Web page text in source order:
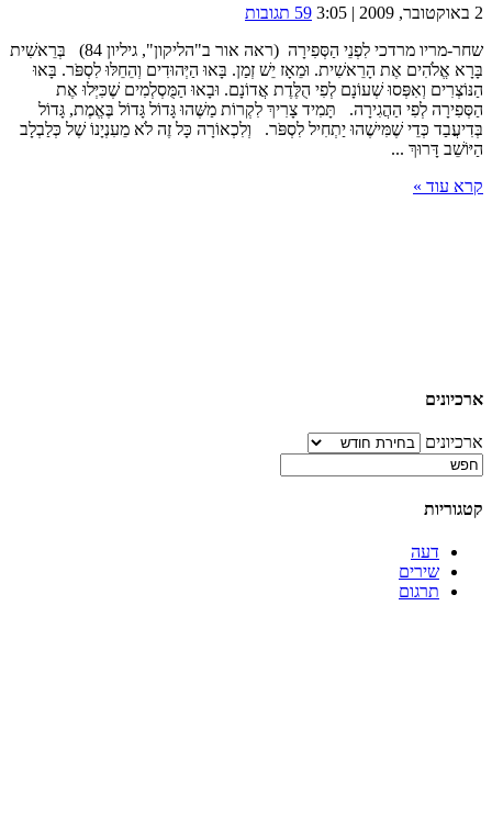
2 באוקטובר, 2009 | 3:05
59 תגובות
שחר-מריו מרדכי לִפְנֵי הַסְּפִירָה (ראה אור ב"הליקון", גיליון 84) בְּרֵאשִׁית
בָּרָא אֱלֹהִים אֶת הָרֵאשִׁית. וּמֵאָז יֵשׁ זְמַן. בָּאוּ הַיְּהוּדִים וְהֵחֵלּוּ לִסְפֹּר. בָּאוּ
הַנּוֹצְרִים וְאִפְּסוּ שְׁעוֹנָם לְפִי הֻלֶּדֶת אֲדוֹנָם. וּבָאוּ הַמֻּסְלְמִים שֶׁכִּיְּלוּ אֶת
הַסְּפִירָה לְפִי הַהֲגִירָה. תָּמִיד צָרִיךְ לִקְרוֹת מַשֶּׁהוּ גָּדוֹל גָּדוֹל בֶּאֱמֶת, גָּדוֹל
בְּדִיעֲבַד כְּדֵי שֶׁמִּישֶׁהוּ יַתְחִיל לִסְפֹּר. וְלִכְאוֹרָה כָּל זֶה לֹא מֵעִנְיָנוֹ שֶׁל כְּלַבְלָב
הַיּוֹשֵׁב דָּרוּךְ ...
קרא עוד »
ארכיונים
ארכיונים
קטגוריות
דעה
שירים
תרגום